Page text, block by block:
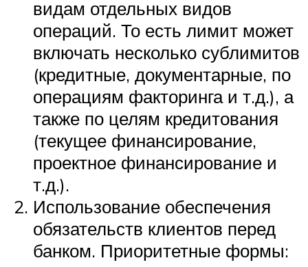
видам отдельных видов
операций. То есть лимит может
включать несколько сублимитов
(кредитные, документарные, по
операциям факторинга и т.д.), а
также по целям кредитования
(текущее финансирование,
проектное финансирование и
т.д.).
Использование обеспечения
обязательств клиентов перед
банком. Приоритетные формы: